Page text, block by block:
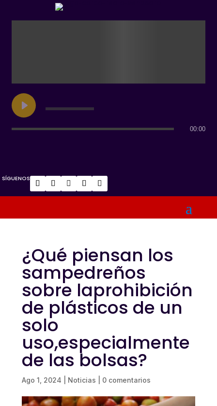
00:00
SÍGUENOS
¿Qué piensan los
sampedreños
sobre laprohibición
de plásticos de un
solo
uso,especialmente
de las bolsas?
Ago 1, 2024 Noticias 0 comentarios